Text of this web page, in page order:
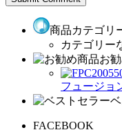
商品カテゴリ
カテゴリー
お
フュージョ
FACEBOOK